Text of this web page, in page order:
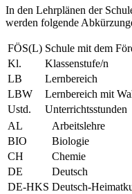
In den Lehrplänen der
werden folgende
FÖS(L) Schule mit dem
Kl.
Klassenstufe/n
LB
Lernbereich
LBW
Lernbereich mit
Ustd.
Unterrichtsstunden
AL
Arbeitslehre
BIO
Biologie
CH
Chemie
DE
Deutsch
DE-HKS Deutsch-